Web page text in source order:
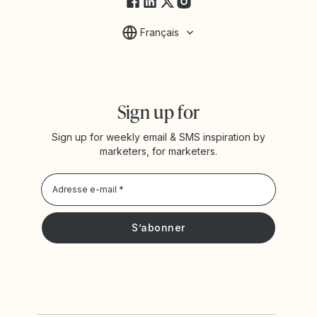
Français
Sign up for
Sign up for weekly email & SMS inspiration by
marketers, for marketers.